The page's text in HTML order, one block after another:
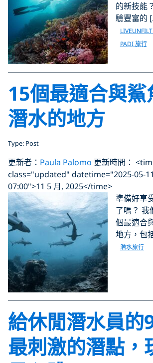
的新技能
驗豐富的
PADI 旅行
15個最適合與鯊
潛水的地方
Type: Post
更新者： Paula Palomo 更新時間：
class="updated" datetime="2025-05-
07:00">11 5 月, 2025</time>
準備好享
了嗎？ 我
個最適合
地方，包
潛水旅行
給休閒潛水員的
最刺激的潛點，